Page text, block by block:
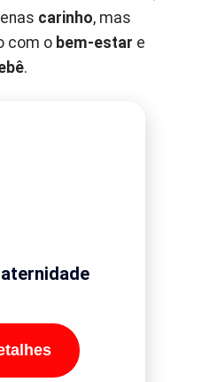
carinho, mas
com o bem-estar e
.